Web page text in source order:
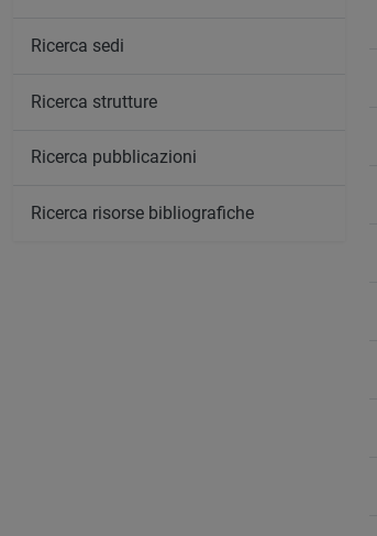
Ricerca sedi
Ricerca strutture
Ricerca pubblicazioni
Ricerca risorse bibliografiche